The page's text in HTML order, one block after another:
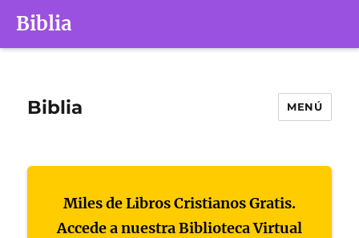
Biblia
Biblia MENÚ
Miles de Libros Cristianos Gratis.
Accede a nuestra Biblioteca Virtual